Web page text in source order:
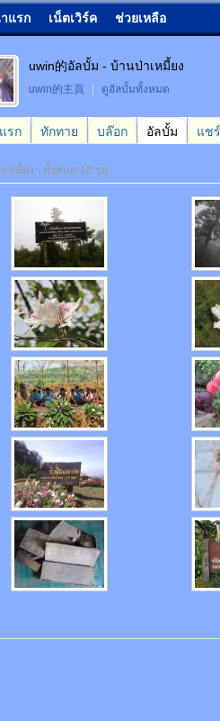
แรก เน็ตเวิร์ค ช่วยเหลือ
uwin的อัลบั้ม - บ้านป่าเหมี้ยง
uwin的主頁 ดูอัลบั้มทั้งหมด
รก ทักทาย บล๊อก อัลบั้ม แชร์
หมี้ยง - ทั้งหมด 18 รูป